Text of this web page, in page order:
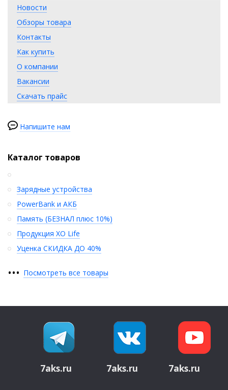
Новости
Обзоры товара
Контакты
Как купить
О компании
Вакансии
Скачать прайс
Напишите нам
Каталог товаров
Зарядные устройства
PowerBank и АКБ
Память (БЕЗНАЛ плюс 10%)
Продукция XO Life
Уценка СКИДКА ДО 40%
••• Посмотреть все товары
7aks.ru 7aks.ru 7aks.ru